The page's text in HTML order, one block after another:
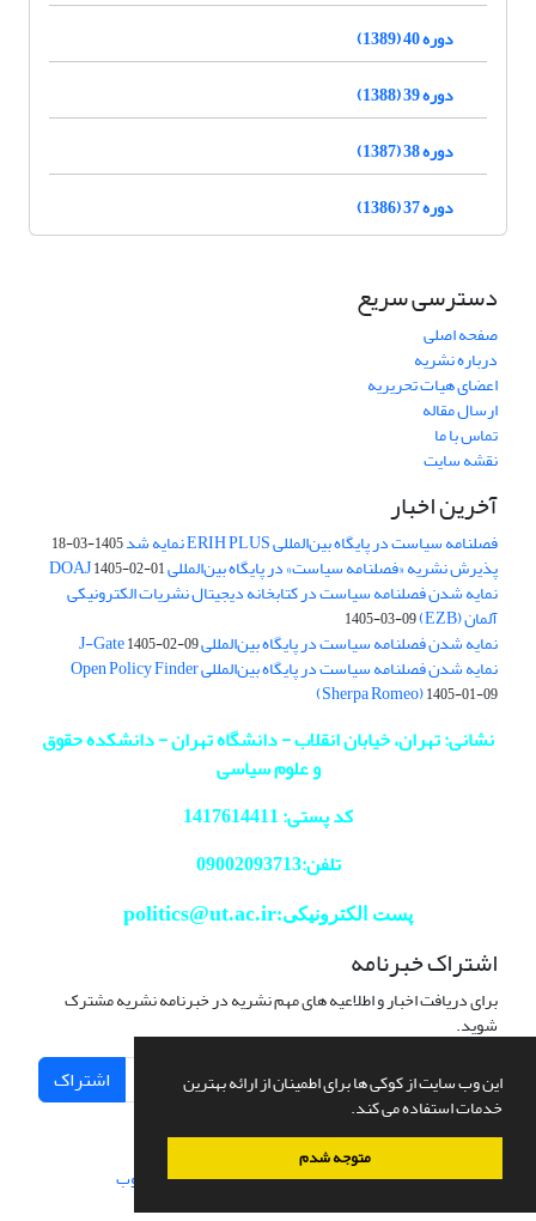
این وب سایت از کوکی ها برای اطمینان از ارائه بهترین
خدمات استفاده می کند.
متوجه شدم
دوره 40 (1389)
دوره 39 (1388)
دوره 38 (1387)
دوره 37 (1386)
دسترسی سریع
صفحه اصلی
درباره نشریه
اعضای هیات تحریریه
ارسال مقاله
تماس با ما
نقشه سایت
آخرین اخبار
فصلنامه سیاست در پایگاه بین‌المللی ERIH PLUS نمایه شد 1405-03-18
پذیرش نشریه «فصلنامه سیاست» در پایگاه بین‌المللی DOAJ1405-02-01
نمایه شدن فصلنامه سیاست در کتابخانه دیجیتال نشریات الکترونیکی
آلمان (EZB) 1405-03-09
نمایه شدن فصلنامه سیاست در پایگاه بین‌المللی J-Gate1405-02-09
نمایه شدن فصلنامه سیاست در پایگاه بین‌المللی Open Policy Finder
(Sherpa Romeo)1405-01-09
نشانی: تهران، خیابان انقلاب - دانشگاه تهران - دانشکده حقوق
و علوم سیاسی
کد پستی: 1417614411
تلفن:09002093713
پست الکترونیکی:politics@ut.ac.ir
اشتراک خبرنامه
برای دریافت اخبار و اطلاعیه های مهم نشریه در خبرنامه نشریه مشترک
شوید.
اشتراک
سامانه مدیریت نشریات علمی.طراحی و پیاده سازی از سیناوب